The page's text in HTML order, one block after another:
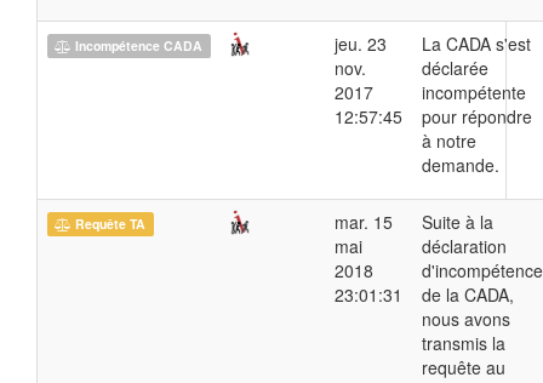
Incompétence CADA
jeu. 23
nov.
2017
12:57:45
La CADA s'est
déclarée
incompétente
pour répondre
à notre
demande.
Requête TA
mar. 15
mai
2018
23:01:31
Suite à la
déclaration
d'incompétence
de la CADA,
nous avons
transmis la
requête au